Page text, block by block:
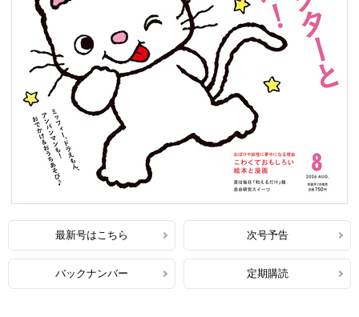
最新号はこちら 次号予告
バックナンバー 定期購読